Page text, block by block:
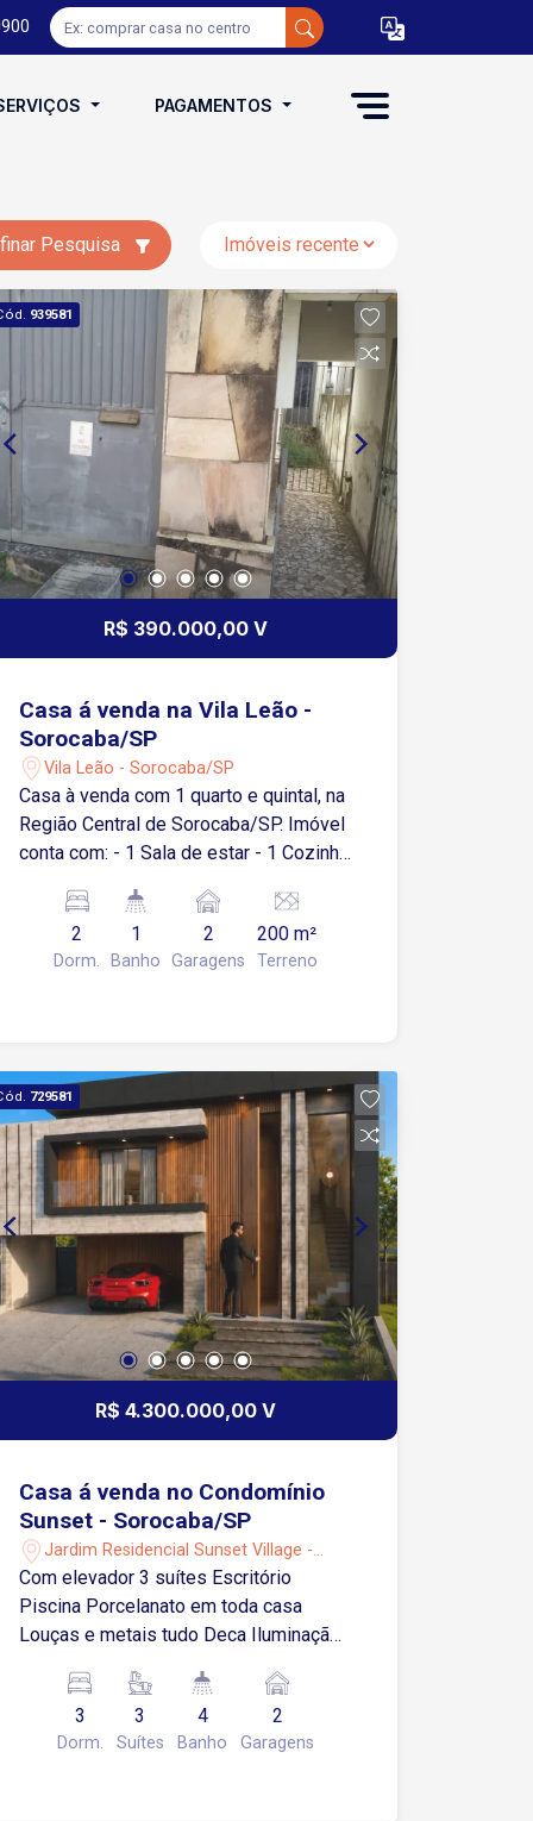
PAGAMENTOS
Pesquisa
939581
R$ 390.000,00 V
Casa á venda na Vila Leão -
Sorocaba/SP
Vila Leão - Sorocaba/SP
Casa à venda com 1 quarto e quintal, na
Região Central de Sorocaba/SP. Imóvel
conta com: - 1 Sala de estar - 1 Cozinha
de serviço coberta - 1 Quintal amplo - 2
Vagas de garagem cobertas Destaques
da localização: Com localização
de carro da Padaria Real - 8 minutos de
carro da Academia BlueFit - 9 minutos
de carro do Hospital Evangélico
2
Dorm.
1
Banho
2
Garagens
200 m²
Terreno
729581
R$ 4.300.000,00 V
Casa á venda no Condomínio
Sunset - Sorocaba/SP
Jardim Residencial Sunset Village -
Sorocaba/SP
Com elevador 3 suítes Escritório
Piscina Porcelanato em toda casa
Louças e metais tudo Deca Iluminação
Impermeabilização total da casa com
Esquadrias de alumínio Golden Piscina
3
Dorm.
3
Suítes
4
Banho
2
Garagens